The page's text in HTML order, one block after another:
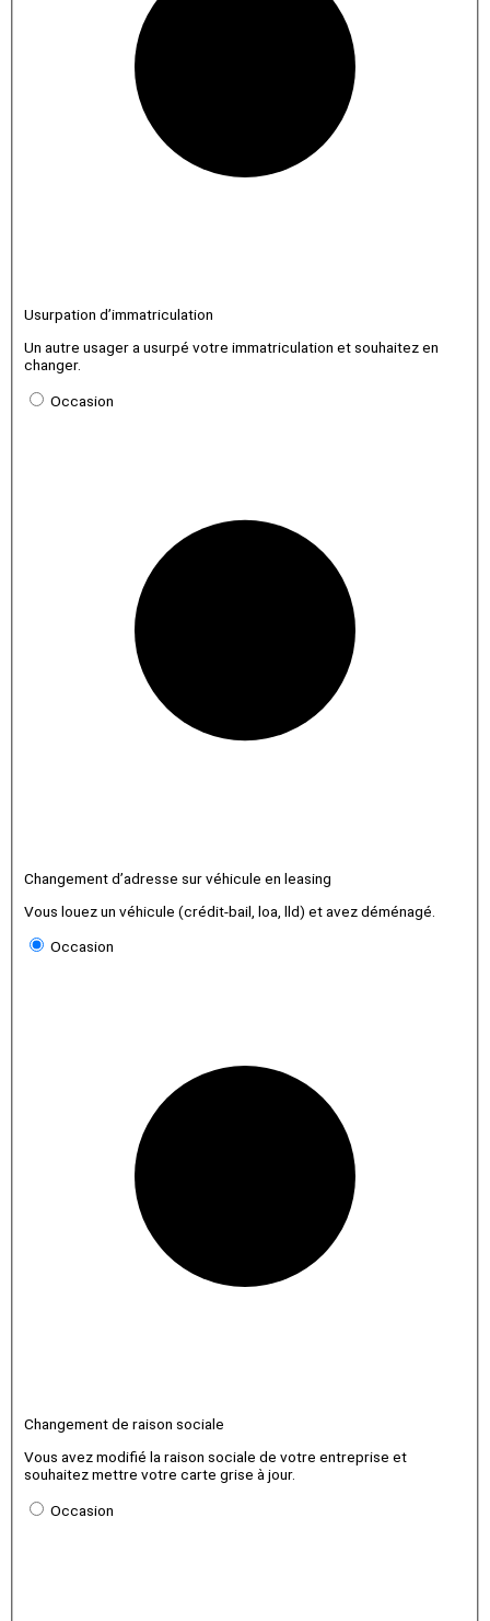
Usurpation d’immatriculation
Un autre usager a usurpé votre immatriculation et souhaitez en
changer.
Occasion
Changement d’adresse sur véhicule en leasing
Vous louez un véhicule (crédit-bail, loa, lld) et avez déménagé.
Occasion
Changement de raison sociale
Vous avez modifié la raison sociale de votre entreprise et
souhaitez mettre votre carte grise à jour.
Occasion